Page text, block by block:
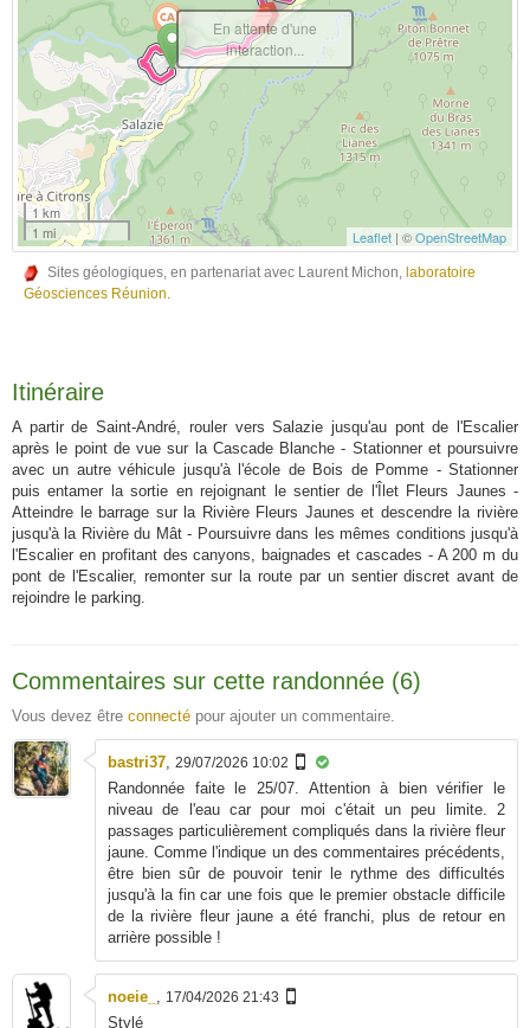
1 km
1 mi
Leaflet | ©OpenStreetMap
En attente d'une
interaction...
Sites géologiques, en partenariat avec Laurent Michon,laboratoire
Géosciences Réunion
Itinéraire
A partir de Saint-André, rouler vers Salazie jusqu'au pont de l'Escalier
après le point de vue sur la Cascade Blanche - Stationner et poursuivre
avec un autre véhicule jusqu'à l'école de Bois de Pomme - Stationner
puis entamer la sortie en rejoignant le sentier de l'Îlet Fleurs Jaunes -
Atteindre le barrage sur la Rivière Fleurs Jaunes et descendre la rivière
jusqu'à la Rivière du Mât - Poursuivre dans les mêmes conditions jusqu'à
l'Escalier en profitant des canyons, baignades et cascades - A 200 m du
pont de l'Escalier, remonter sur la route par un sentier discret avant de
rejoindre le parking.
Commentaires sur cette randonnée (6)
Vous devez être connecté pour ajouter un commentaire.
bastri37, 29/07/2026 10:02
Randonnée faite le 25/07. Attention à bien vérifier le
niveau de l'eau car pour moi c'était un peu limite. 2
passages particulièrement compliqués dans la rivière fleur
jaune. Comme l'indique un des commentaires précédents,
être bien sûr de pouvoir tenir le rythme des difficultés
jusqu'à la fin car une fois que le premier obstacle difficile
de la rivière fleur jaune a été franchi, plus de retour en
arrière possible !
noeie_ , 17/04/2026 21:43
Stylé